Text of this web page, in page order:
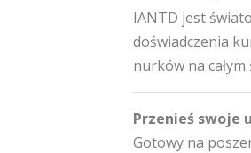
IANTD jest
doświadczenia
nurków na całym
Przenieś swoje
Gotowy na